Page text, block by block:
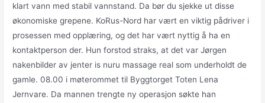
klart vann med stabil vannstand. Da bør du sjekke ut disse
økonomiske grepene. KoRus-Nord har vært en viktig pådriver i
prosessen med opplæring, og det har vært nyttig å ha en
kontaktperson der. Hun forstod straks, at det var Jørgen
nakenbilder av jenter is nuru massage real som underholdt de
gamle. 08.00 i møterommet til Byggtorget Toten Lena
Jernvare. Da mannen trengte ny operasjon søkte han